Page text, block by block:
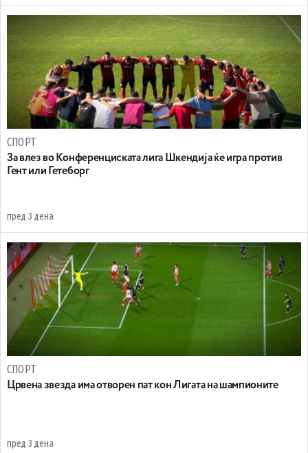
СПОРТ
За влез во Конференциската лига Шкендија ќе игра против
Гент или Гетеборг
пред 3 дена
СПОРТ
Црвена звезда има отворен пат кон Лигата на шампионите
пред 3 дена